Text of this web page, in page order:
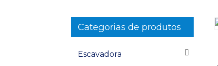
Categorias de produtos
Escavadora
Loading...
Loading...